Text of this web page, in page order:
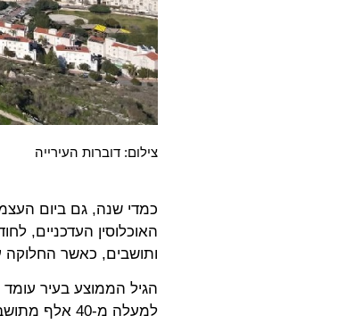
צילום: דוברות העירייה
כמדי שנה, גם ביום
ותושבים, כאשר החלוקה